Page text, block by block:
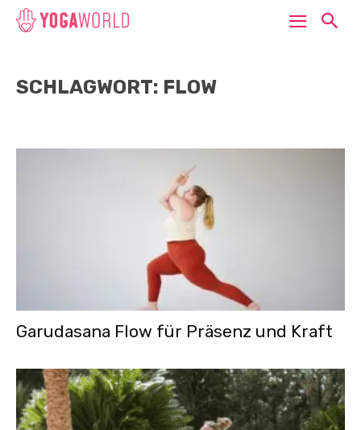
SCHLAGWORT: FLOW
Garudasana Flow für Präsenz und Kraft